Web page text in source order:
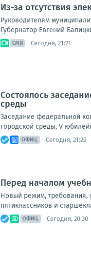
Из-за отсутствия
Руководителям
Губернатор Евгений
СМИ Сегодня, 21:21
Состоялось
среды
Заседание федеральной
городской среды, V
ОФИЦ. Сегодня, 21:25
Перед началом
Новый режим, требования,
пятиклассников и
ОФИЦ. Сегодня, 20:30